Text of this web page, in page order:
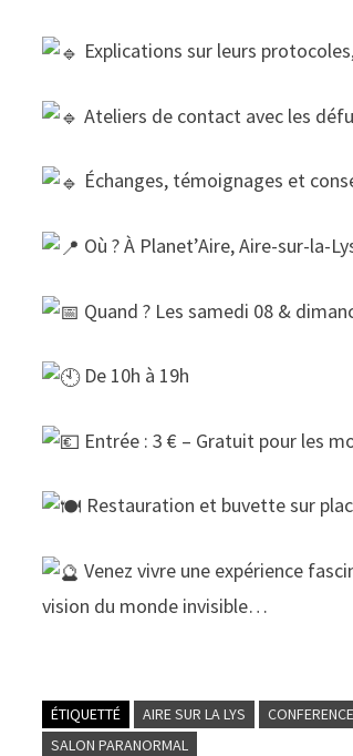
Explications sur leurs
Ateliers de contact avec les
Échanges, témoignages et
Où ? À Planet’Aire, Aire-sur-la-
Quand ? Les samedi 08 &
De 10h à 19h
Entrée : 3 € – Gratuit pour les
Restauration et buvette sur
Venez vivre une expérience
vision du monde invisible…
ÉTIQUETTÉ AIRE SUR LA LYS
SALON PARANORMAL